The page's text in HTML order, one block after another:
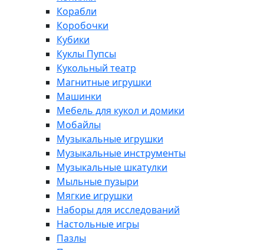
Корабли
Коробочки
Кубики
Куклы Пупсы
Кукольный театр
Магнитные игрушки
Машинки
Мебель для кукол и домики
Мобайлы
Музыкальные игрушки
Музыкальные инструменты
Музыкальные шкатулки
Мыльные пузыри
Мягкие игрушки
Наборы для исследований
Настольные игры
Пазлы